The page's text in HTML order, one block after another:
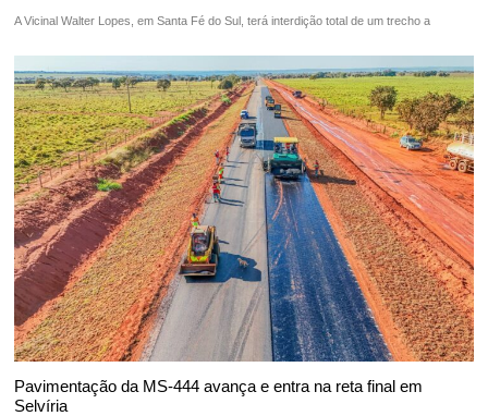
A Vicinal Walter Lopes, em Santa Fé do Sul, terá interdição total de um trecho a
Pavimentação da MS-444 avança e entra na reta final em
Selvíria